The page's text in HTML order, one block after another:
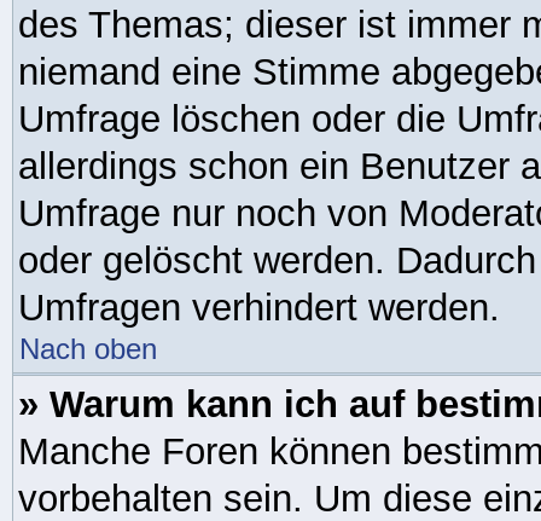
des Themas; dieser ist immer
niemand eine Stimme
Umfrage löschen oder die
allerdings schon ein Benutzer
Umfrage nur noch von
oder gelöscht werden.
Umfragen verhindert werden.
Nach oben
» Warum kann ich auf
Manche Foren können
vorbehalten sein. Um diese